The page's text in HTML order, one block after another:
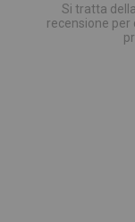
Si tratta
recensione per